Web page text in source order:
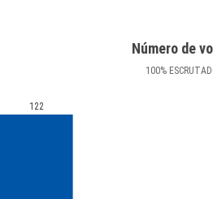
Número de
100%
122